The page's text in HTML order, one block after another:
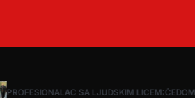
PROFESIONALAC SA LJUDSKIM